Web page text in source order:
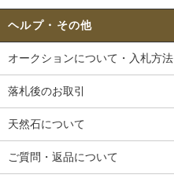
ヘルプ・その他
オークションについて・入札方法
落札後のお取引
天然石について
ご質問・返品について